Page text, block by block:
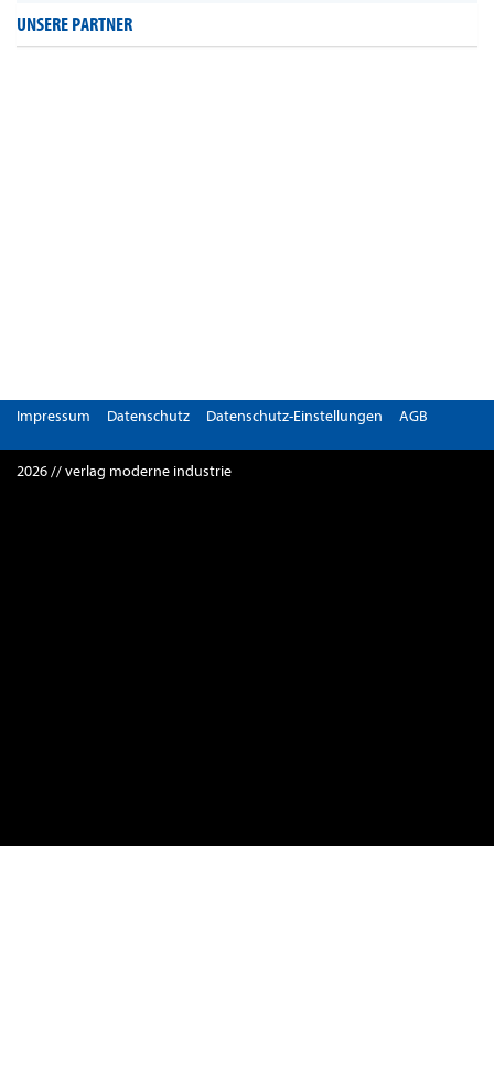
UNSERE PARTNER
Impressum Datenschutz Datenschutz-Einstellungen AGB
2026 // verlag moderne industrie